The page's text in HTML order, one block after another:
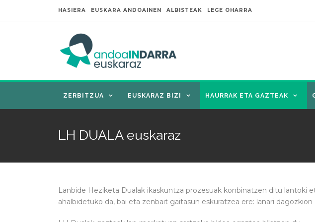
HASIERA EUSKARA ANDOAINEN ALBISTEAK LEGE OHARRA
ZERBITZUA EUSKARAZ BIZI HAURRAK ETA GAZTEAK
LH DUALA euskaraz
Lanbide Heziketa Dualak ikaskuntza prozesuak konbinatzen ditu
ahalbidetuko da, bai eta zenbait gaitasun eskuratzea ere: lanari